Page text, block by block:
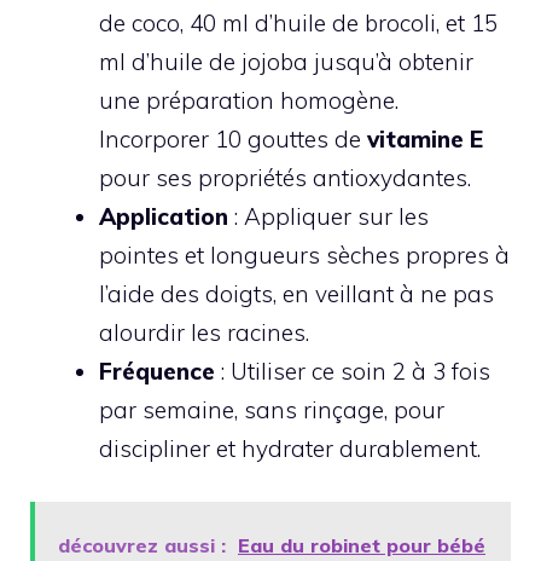
de coco, 40 ml d’huile de brocoli, et 15
ml d’huile de jojoba jusqu’à obtenir
une préparation homogène.
Incorporer 10 gouttes de vitamine E
pour ses propriétés antioxydantes.
Application : Appliquer sur les
pointes et longueurs sèches propres à
l’aide des doigts, en veillant à ne pas
alourdir les racines.
Fréquence : Utiliser ce soin 2 à 3 fois
par semaine, sans rinçage, pour
discipliner et hydrater durablement.
découvrez aussi : Eau du robinet pour bébé